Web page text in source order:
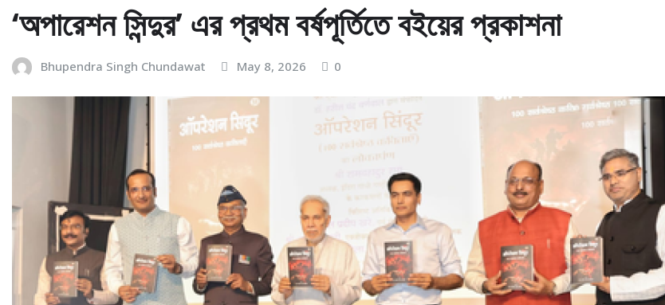
‘অপারেশন সিন্দুর’ এর প্রথম বর্ষপূর্তিতে বইয়ের প্রকাশনা
Bhupendra Singh Chundawat May 8, 2026 0